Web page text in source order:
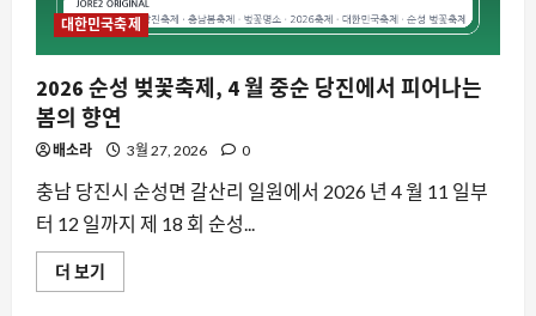
대한민국축제
2026 순성 벚꽃축제, 4 월 중순 당진에서 피어나는
봄의 향연
배소라 3월 27, 2026 0
충남 당진시 순성면 갈산리 일원에서 2026 년 4 월 11 일부
터 12 일까지 제 18 회 순성...
더 보기
순